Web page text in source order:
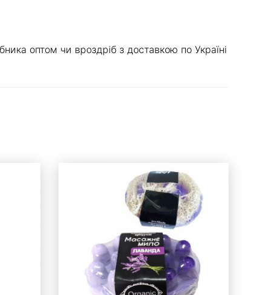
оптом чи вроздріб з доставкою по Україні